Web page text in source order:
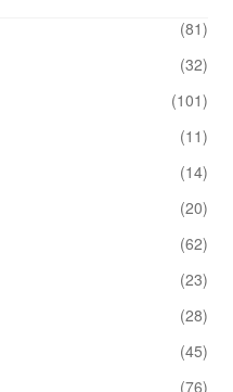
(81)
(32)
(101)
(11)
(14)
(20)
(62)
(23)
(28)
(45)
(76)